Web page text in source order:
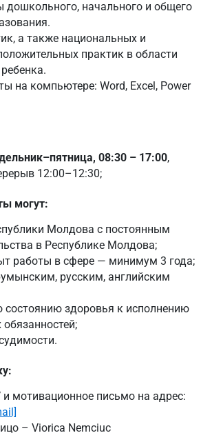
дошкольного, начального и общего
а также национальных и
практик в области
на компьютере: Word, Excel, Power
08:30 – 17:00,
12:00–12:30;
могут:
Молдова с постоянным
в Республике Молдова;
работы в сфере — минимум 3 года;
русским, английским
состоянию здоровья к исполнению
и мотивационное письмо на адрес:
– Viorica Nemciuc